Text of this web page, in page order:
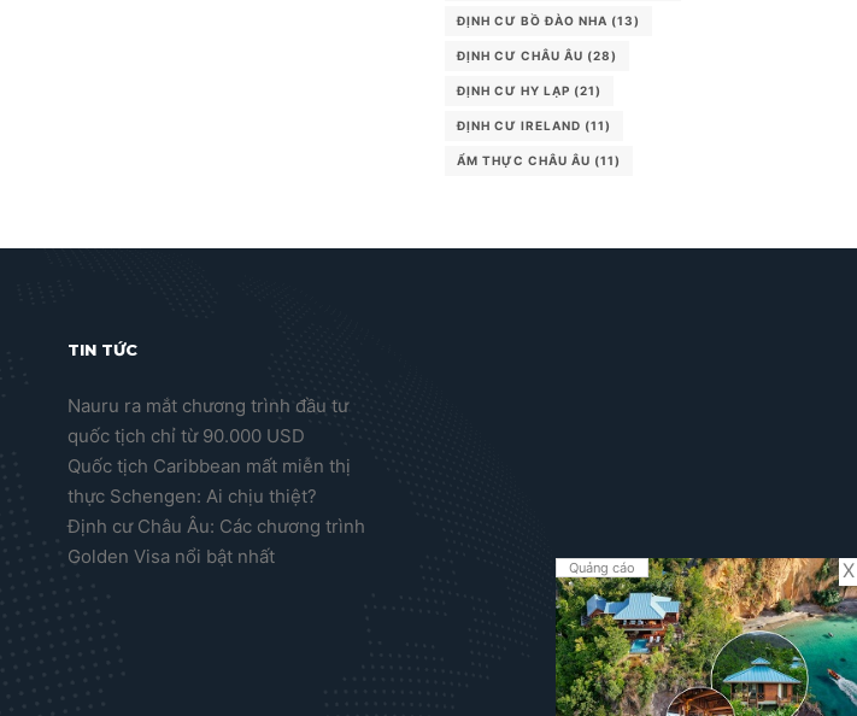
ĐỊNH CƯ BỒ ĐÀO NHA (13)
ĐỊNH CƯ CHÂU ÂU (28)
ĐỊNH CƯ HY LẠP (21)
ĐỊNH CƯ IRELAND (11)
ẨM THỰC CHÂU ÂU (11)
TIN TỨC
Nauru ra mắt chương trình đầu tư
quốc tịch chỉ từ 90.000 USD
Quốc tịch Caribbean mất miễn thị
thực Schengen: Ai chịu thiệt?
Định cư Châu Âu: Các chương trình
Golden Visa nổi bật nhất
Quảng cáo X